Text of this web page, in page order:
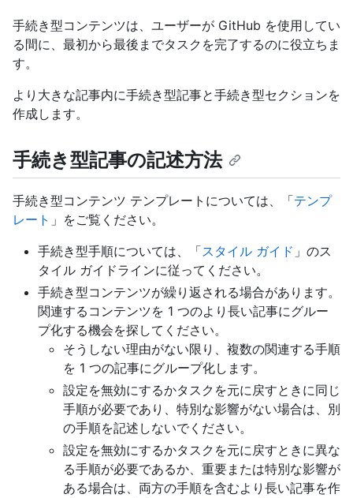
手続き型コンテンツは、ユーザーが GitHub を使用してい
る間に、最初から最後までタスクを完了するのに役立ちま
す。
より大きな記事内に手続き型記事と手続き型セクションを
作成します。
手続き型記事の記述方法
手続き型コンテンツ テンプレートについては、「テンプ
レート 」をご覧ください。
手続き型手順については、「スタイル ガイド 」のス
タイル ガイドラインに従ってください。
手続き型コンテンツが繰り返される場合があります。
関連するコンテンツを 1 つのより長い記事にグルー
プ化する機会を探してください。
そうしない理由がない限り、複数の関連する手順
を 1 つの記事にグループ化します。
設定を無効にするかタスクを元に戻すときに同じ
手順が必要であり、特別な影響がない場合は、別
の手順を記述しないでください。
設定を無効にするかタスクを元に戻すときに異な
る手順が必要であるか、重要または特別な影響が
ある場合は、両方の手順を含むより長い記事を作